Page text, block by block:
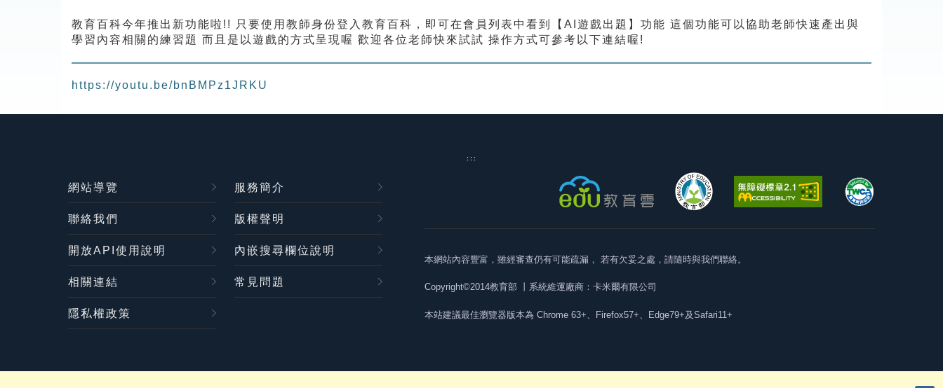
教育百科今年推出新功能啦!! 只要使用教師身份登入教育百科，即可在會員列表中看到【AI遊戲出題】功能 這個功能可以協助老師快速產出與
學習內容相關的練習題 而且是以遊戲的方式呈現喔 歡迎各位老師快來試試 操作方式可參考以下連結喔!
https://youtu.be/bnBMPz1JRKU
:::
網站導覽 服務簡介
聯絡我們 版權聲明
開放API使用說明 內嵌搜尋欄位說明
相關連結 常見問題
隱私權政策
本網站內容豐富，雖經審查仍有可能疏漏， 若有欠妥之處，請隨時與我們聯絡。
Copyright©2014教育部 丨系統維運廠商：卡米爾有限公司
本站建議最佳瀏覽器版本為 Chrome 63+、Firefox57+、Edge79+及Safari11+